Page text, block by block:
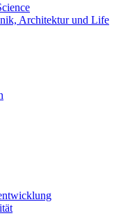
Architektur und Life